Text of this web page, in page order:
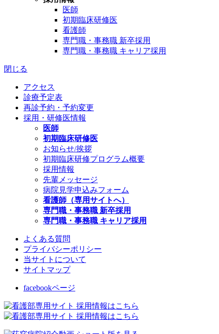
医師
初期臨床研修医
看護師
専門職・事務職 新卒採用
専門職・事務職 キャリア採用
閉じる
アクセス
診療予定表
再診予約・予約変更
採用・研修医情報
医師
初期臨床研修医
お知らせ/挨拶
初期臨床研修プログラム概要
採用情報
先輩メッセージ
病院見学申込みフォーム
看護師（専用サイトへ）
専門職・事務職 新卒採用
専門職・事務職 キャリア採用
よくある質問
プライバシーポリシー
当サイトについて
サイトマップ
facebookページ